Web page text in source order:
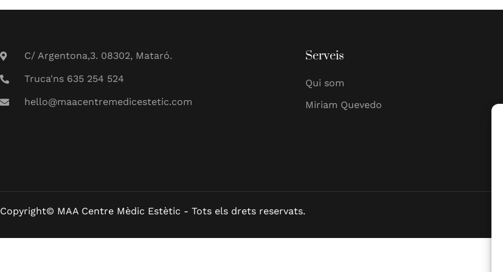
C/ Argentona,3. 08302, Mataró.
Truca'ns 635 254 524
hello@maacentremedicestetic.com
Serveis
Qui som
Miriam Quevedo
Copyright© MAA Centre Mèdic Estètic - Tots els drets reservats.